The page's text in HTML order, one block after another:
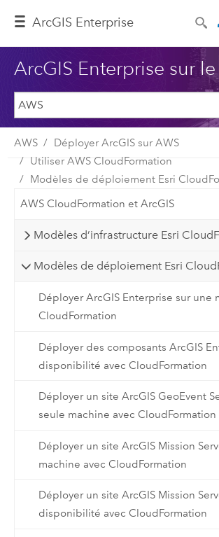
ArcGIS Enterprise
ArcGIS Enterprise sur
AWS
Déployer ArcGIS sur AWS
Utiliser AWS CloudFormation
Modèles de déploiement Esri
AWS CloudFormation et ArcGIS
Modèles d’infrastructure Esri
Modèles de déploiement Esri
Déployer ArcGIS Enterprise sur une
CloudFormation
Déployer des composants ArcGIS
disponibilité avec CloudFormation
Déployer un site ArcGIS GeoEvent
seule machine avec CloudFormation
Déployer un site ArcGIS Mission
machine avec CloudFormation
Déployer un site ArcGIS Mission
disponibilité avec CloudFormation